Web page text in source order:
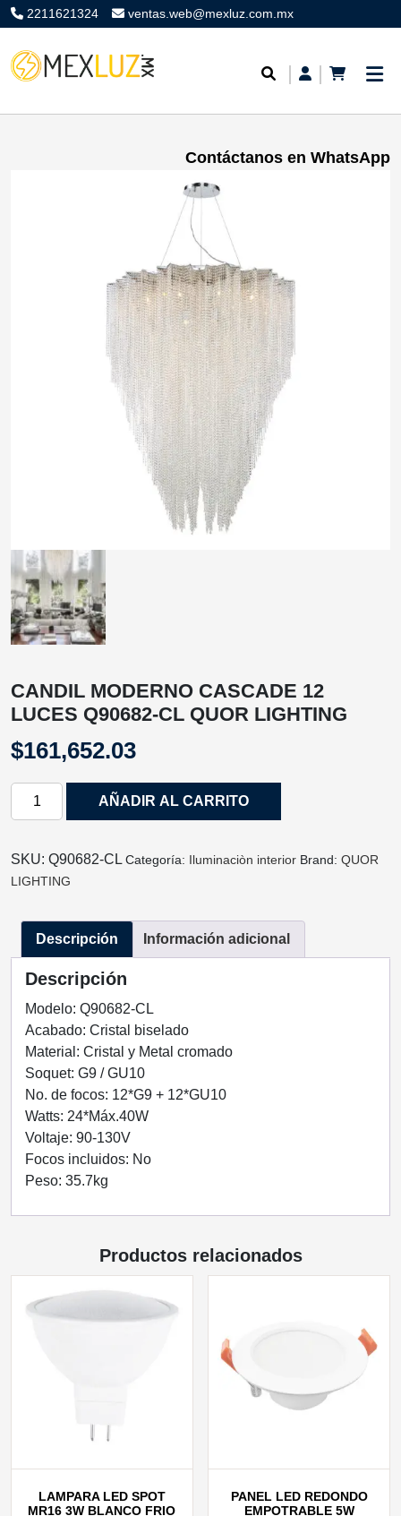
2211621324 ventas.web@mexluz.com.mx
Contáctanos en WhatsApp
CANDIL MODERNO CASCADE 12
LUCES Q90682-CL QUOR LIGHTING
$161,652.03
CANDIL
12
LUCES
CL
QUOR
LIGHTING
cantidad
AÑADIR AL CARRITO
SKU: Q90682-CL Categoría: Iluminaciòn interior Brand: QUOR
LIGHTING
Descripción Información adicional
Descripción
Modelo: Q90682-CL
Acabado: Cristal biselado
Material: Cristal y Metal cromado
Soquet: G9 / GU10
No. de focos: 12*G9 + 12*GU10
Watts: 24*Máx.40W
Voltaje: 90-130V
Focos incluidos: No
Peso: 35.7kg
Productos relacionados
LAMPARA LED SPOT
MR16 3W BLANCO FRIO
PANEL LED REDONDO
EMPOTRABLE 5W